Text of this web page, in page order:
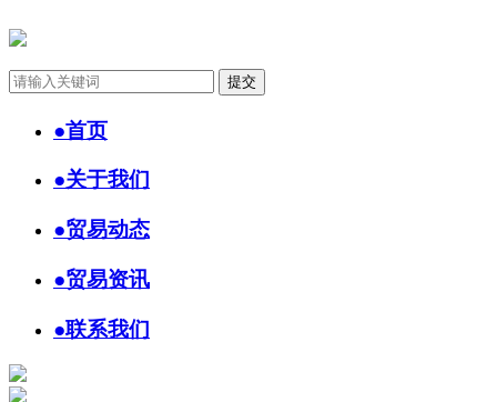
●首页
●关于我们
●贸易动态
●贸易资讯
●联系我们